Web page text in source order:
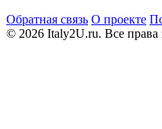
Обратная связь О проекте
© 2026 Italy2U.ru. Все